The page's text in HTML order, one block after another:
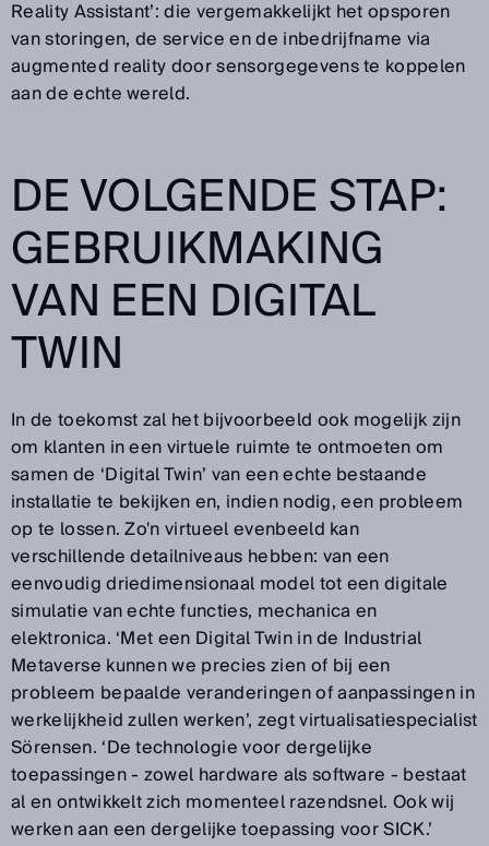
Reality Assistant’: die vergemakkelijkt het opsporen
van storingen, de service en de inbedrijfname via
augmented reality door sensorgegevens te koppelen
aan de echte wereld.
DE VOLGENDE STAP:
GEBRUIKMAKING
VAN EEN DIGITAL
TWIN
In de toekomst zal het bijvoorbeeld ook mogelijk zijn
om klanten in een virtuele ruimte te ontmoeten om
samen de ‘Digital Twin’ van een echte bestaande
installatie te bekijken en, indien nodig, een probleem
op te lossen. Zo'n virtueel evenbeeld kan
verschillende detailniveaus hebben: van een
eenvoudig driedimensionaal model tot een digitale
simulatie van echte functies, mechanica en
elektronica. ‘Met een Digital Twin in de Industrial
Metaverse kunnen we precies zien of bij een
probleem bepaalde veranderingen of aanpassingen in
werkelijkheid zullen werken’, zegt virtualisatiespecialist
Sörensen. ‘De technologie voor dergelijke
toepassingen - zowel hardware als software - bestaat
al en ontwikkelt zich momenteel razendsnel. Ook wij
werken aan een dergelijke toepassing voor SICK.’